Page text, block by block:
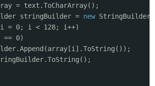
= text.ToCharArray();
stringBuilder = new
i = 0; i < 128; i++)
== 0)